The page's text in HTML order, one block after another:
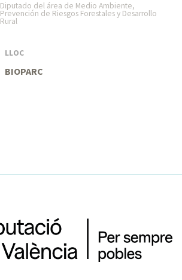
Diputado del área de Medio Ambiente,
Prevención de Riesgos Forestales y Desarrollo
Rural
LLOC
BIOPARC